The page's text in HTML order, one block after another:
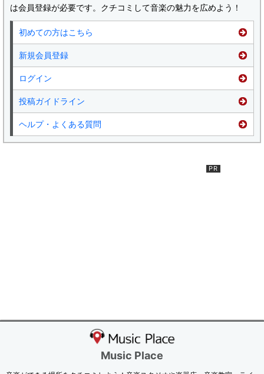
は会員登録が必要です。クチコミして音楽の魅力を広めよう！
初めての方はこちら
新規会員登録
ログイン
投稿ガイドライン
ヘルプ・よくある質問
Music Place